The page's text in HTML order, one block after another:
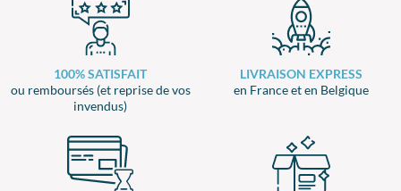
100% SATISFAIT
ou remboursés (et reprise de vos
invendus)
LIVRAISON EXPRESS
en France et en Belgique